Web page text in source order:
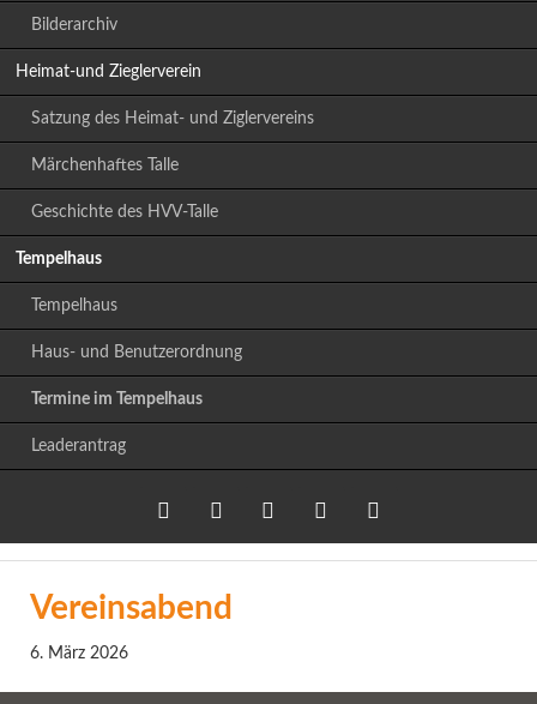
Bilderarchiv
Heimat-und Zieglerverein
Satzung des Heimat- und Ziglervereins
Märchenhaftes Talle
Geschichte des HVV-Talle
Tempelhaus
Tempelhaus
Haus- und Benutzerordnung
Termine im Tempelhaus
Leaderantrag
Twitter LinkedIn
Vereinsabend
6. März 2026